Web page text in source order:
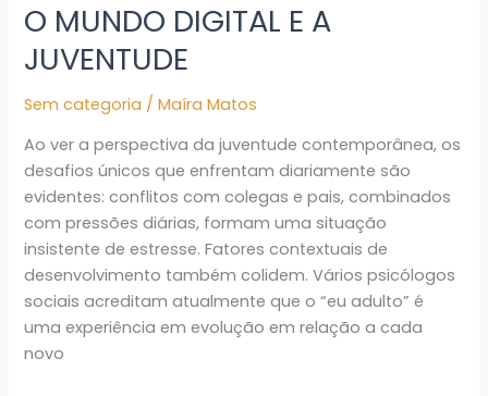
O MUNDO DIGITAL E A
JUVENTUDE
Sem categoria /Maíra Matos
Ao ver a perspectiva da juventude contemporânea, os
desafios únicos que enfrentam diariamente são
evidentes: conflitos com colegas e pais, combinados
com pressões diárias, formam uma situação
insistente de estresse. Fatores contextuais de
desenvolvimento também colidem. Vários psicólogos
sociais acreditam atualmente que o “eu adulto” é
uma experiência em evolução em relação a cada
novo